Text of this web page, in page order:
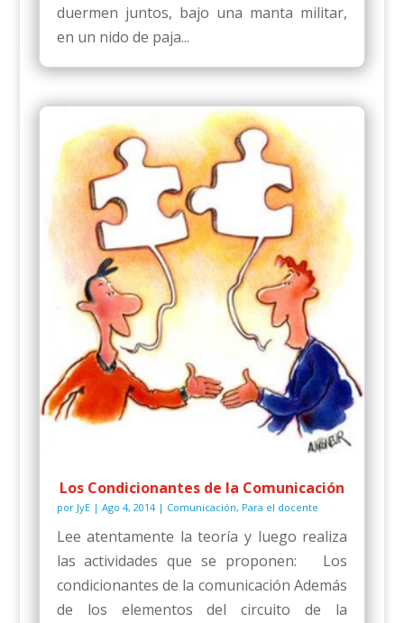
duermen juntos, bajo una manta militar,
en un nido de paja...
Los Condicionantes de la Comunicación
por JyE| Ago 4, 2014| Comunicación, Para el docente
Lee atentamente la teoría y luego realiza
las actividades que se proponen: Los
condicionantes de la comunicación Además
de los elementos del circuito de la